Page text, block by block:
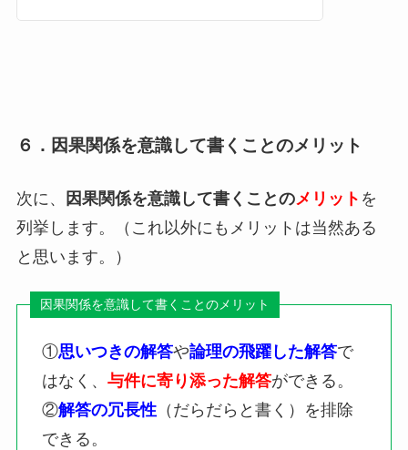
６．因果関係を意識して書くことのメリット
次に、 因果関係を意識して書くことのメリット を
列挙します。（これ以外にもメリットは当然ある
と思います。）
①思いつきの解答や論理の飛躍した解答で
はなく、 与件に寄り添った解答ができる。
②解答の冗長性（だらだらと書く）を排除
できる。